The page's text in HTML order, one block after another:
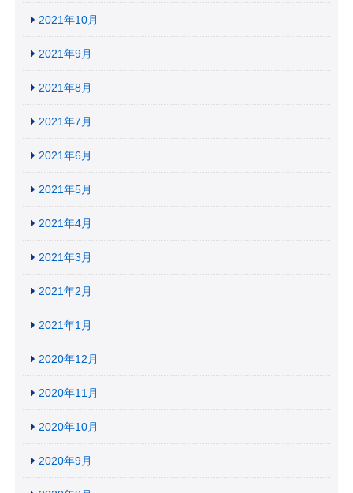
2021年10月
2021年9月
2021年8月
2021年7月
2021年6月
2021年5月
2021年4月
2021年3月
2021年2月
2021年1月
2020年12月
2020年11月
2020年10月
2020年9月